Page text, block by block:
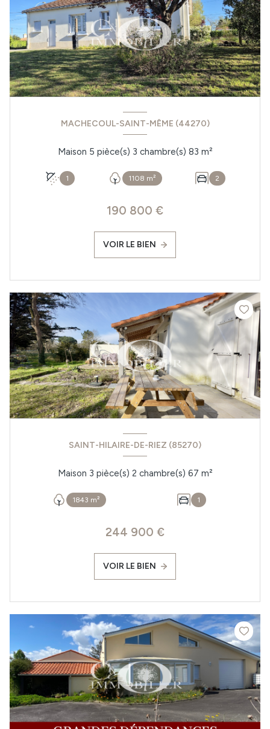
MACHECOUL-SAINT-MÊME (44270)
Maison 5 pièce(s) 3 chambre(s) 83 m²
1 1108 m² 2
190 800 €
VOIR LE BIEN
SAINT-HILAIRE-DE-RIEZ (85270)
Maison 3 pièce(s) 2 chambre(s) 67 m²
1843 m² 1
244 900 €
VOIR LE BIEN